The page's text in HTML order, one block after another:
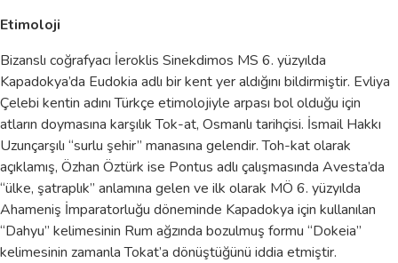
Etimoloji
Bizanslı coğrafyacı İeroklis Sinekdimos MS 6. yüzyılda
Kapadokya’da Eudokia adlı bir kent yer aldığını bildirmiştir. Evliya
Çelebi kentin adını Türkçe etimolojiyle arpası bol olduğu için
atların doymasına karşılık Tok-at, Osmanlı tarihçisi. İsmail Hakkı
Uzunçarşılı “surlu şehir” manasına gelendir. Toh-kat olarak
açıklamış, Özhan Öztürk ise Pontus adlı çalışmasında Avesta’da
“ülke, şatraplık” anlamına gelen ve ilk olarak MÖ 6. yüzyılda
Ahameniş İmparatorluğu döneminde Kapadokya için kullanılan
“Dahyu” kelimesinin Rum ağzında bozulmuş formu “Dokeia”
kelimesinin zamanla Tokat’a dönüştüğünü iddia etmiştir.